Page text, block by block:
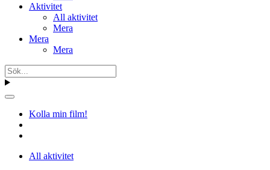
Aktivitet
All aktivitet
Mera
Mera
Mera
Kolla min film!
All aktivitet